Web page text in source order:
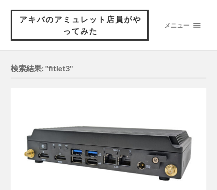
アキバのアミュレット店員がや
ってみた
メニュー
検索結果: "fitlet3"